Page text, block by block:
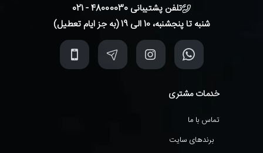
تلفن پشتیبانی 48000030 - 021
شنبه تا پنجشنبه، 10 الی 19 (به جز ایام تعطیل)
خدمات مشتری
تماس با ما
برندهای سایت